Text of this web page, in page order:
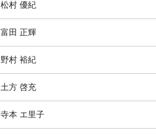
松村 優紀
富田 正輝
野村 裕紀
土方 啓充
寺本 エ里子